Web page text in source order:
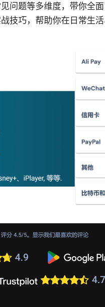
问题等多维度，带你全
技巧，帮助你在日常生